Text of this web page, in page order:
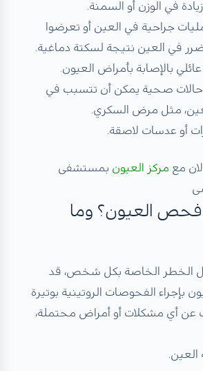
في الوزن أو السمنة.
جراحية في العين أو تعرضوا
ضرر في العين نتيجة لسكتة دماغية.
عائلي بالإصابة بأمراض العيون.
حالات صحية يمكن أن تتسبب في
مثل مرض السكري.
أو عدسات لاصقة.
مع مركز العيون بمستشفى
العيون؟ وما
الخطر الخاصة بكل شخص، قد
بإجراء الفحوصات الروتينية بوتيرة
أي مشكلات أو أمراض محتملة،
العين.